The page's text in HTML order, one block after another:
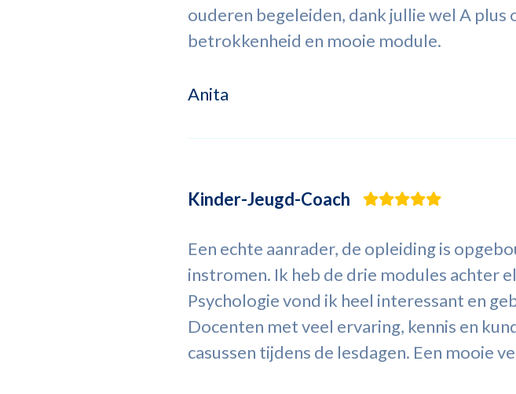
ouderen begeleiden, dank jullie wel A plus
betrokkenheid en mooie module.
Anita
Kinder-Jeugd-Coach
Een echte aanrader, de opleiding is
instromen. Ik heb de drie modules achter
Psychologie vond ik heel interessant en
Docenten met veel ervaring, kennis en
casussen tijdens de lesdagen. Een mooie